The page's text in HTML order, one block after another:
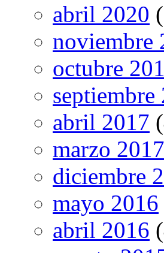
abril 2020
noviembre
octubre
septiembre
abril 2017
marzo 2017
diciembre
mayo 2016
abril 2016